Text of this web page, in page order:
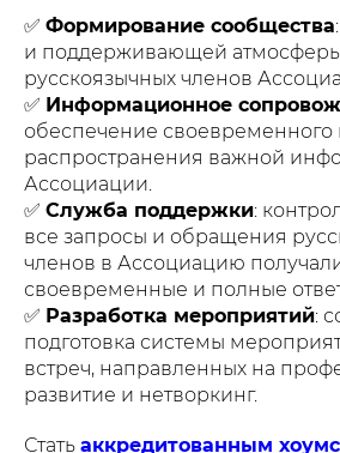
✅ Формирование сообщества
и поддерживающей
русскоязычных членов
✅ Информационное
обеспечение своевременного
распространения важной
Ассоциации.
✅ Служба поддержки:
все запросы и обращения
членов в Ассоциацию
своевременные и полные
✅ Разработка мероприятий:
подготовка системы
встреч, направленных на
развитие и нетворкинг.
Стать аккредитованным